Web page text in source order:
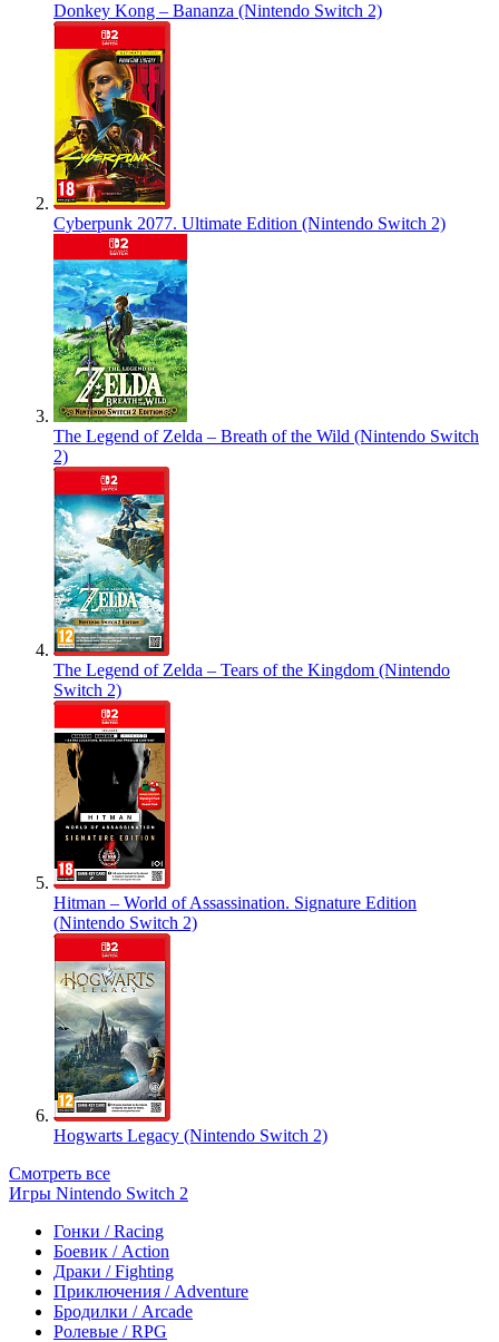
Donkey Kong – Bananza (Nintendo Switch 2)
Cyberpunk 2077. Ultimate Edition (Nintendo Switch 2)
The Legend of Zelda – Breath of the Wild (Nintendo Switch
2)
The Legend of Zelda – Tears of the Kingdom (Nintendo
Switch 2)
Hitman – World of Assassination. Signature Edition
(Nintendo Switch 2)
Hogwarts Legacy (Nintendo Switch 2)
Смотреть все
Игры Nintendo Switch 2
Гонки / Racing
Боевик / Action
Драки / Fighting
Приключения / Adventure
Бродилки / Arcade
Ролевые / RPG